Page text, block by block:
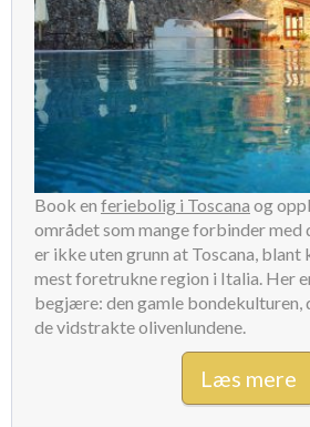
Book en feriebolig i Toscana og
området som mange forbinder med
er ikke uten grunn at Toscana, blant
mest foretrukne region i Italia. Her
begjære: den gamle bondekulturen,
de vidstrakte olivenlundene.
Læs mere